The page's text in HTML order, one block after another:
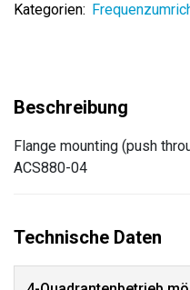
Kategorien:
Flange mounting (push
ACS880-04